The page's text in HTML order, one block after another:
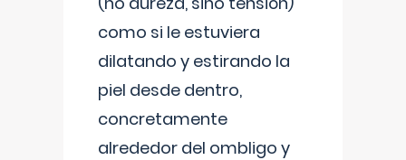
como si le estuviera
dilatando y estirando la
piel desde dentro,
concretamente
alrededor del ombligo y